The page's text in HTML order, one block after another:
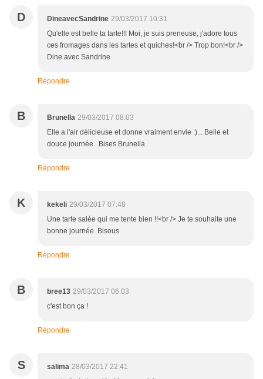
D DineavecSandrine 29/03/2017 10:31
Qu'elle est belle ta tarte!!! Moi, je suis preneuse, j'adore tous
ces fromages dans les tartes et quiches!<br /> Trop bon!<br />
Dine avec Sandrine
Répondre
B Brunella 29/03/2017 08:03
Elle a l'air délicieuse et donne vraiment envie :)... Belle et
douce journée.. Bises Brunella
Répondre
K kekeli 29/03/2017 07:48
Une tarte salée qui me tente bien !!<br /> Je te souhaite une
bonne journée. Bisous
Répondre
B bree13 29/03/2017 06:03
c'est bon ça !
Répondre
S salima 28/03/2017 22:41